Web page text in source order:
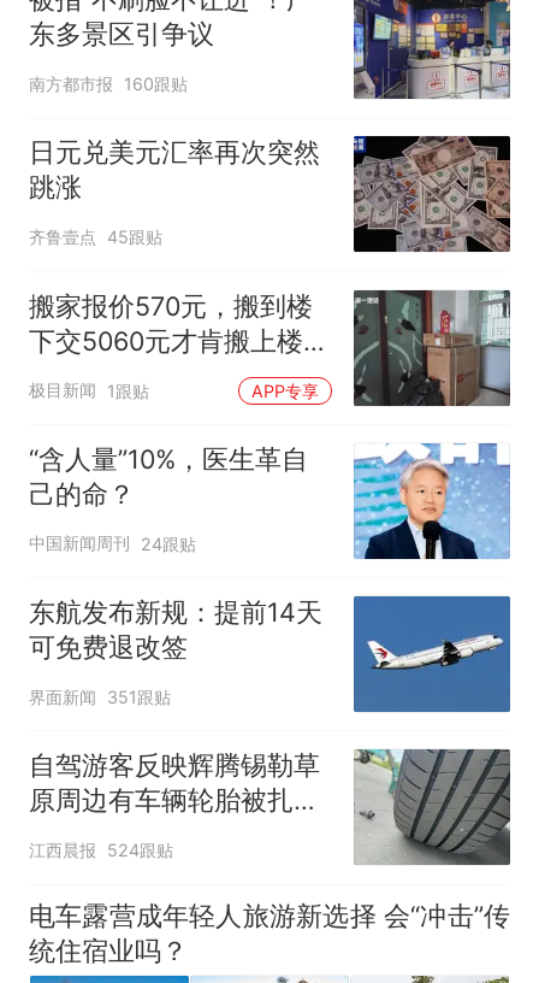
东多景区引争议
南方都市报 160跟贴
日元兑美元汇率再次突然
跳涨
齐鲁壹点 45跟贴
搬家报价570元，搬到楼
下交5060元才肯搬上楼！
女子傻眼了
极目新闻 1跟贴 APP专享
“含人量”10%，医生革自
己的命？
中国新闻周刊 24跟贴
东航发布新规：提前14天
可免费退改签
界面新闻 351跟贴
自驾游客反映辉腾锡勒草
原周边有车辆轮胎被扎，
修理店铺换胎价格高达千
江西晨报 524跟贴
电车露营成年轻人旅游新选择 会“冲击”传
统住宿业吗？